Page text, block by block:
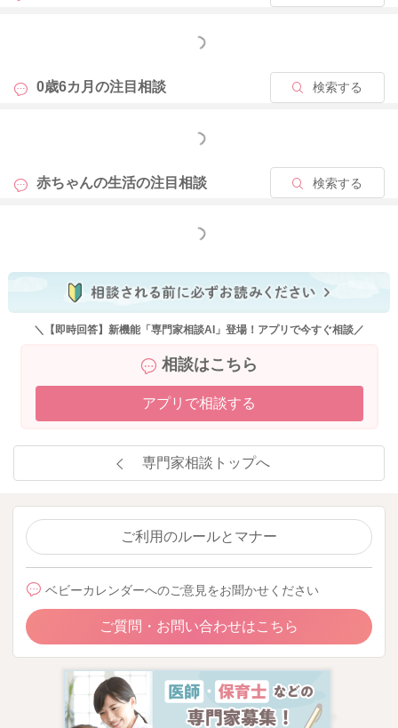
もっと見る
0歳6カ月の注目相談 検索する
もっと見る
赤ちゃんの生活の注目相談 検索する
もっと見る
＼【即時回答】新機能「専門家相談AI」登場！アプリで今すぐ相談／
相談はこちら
アプリで相談する
専門家相談トップへ
ご利用のルールとマナー
ベビーカレンダーへのご意見をお聞かせください
ご質問・お問い合わせはこちら